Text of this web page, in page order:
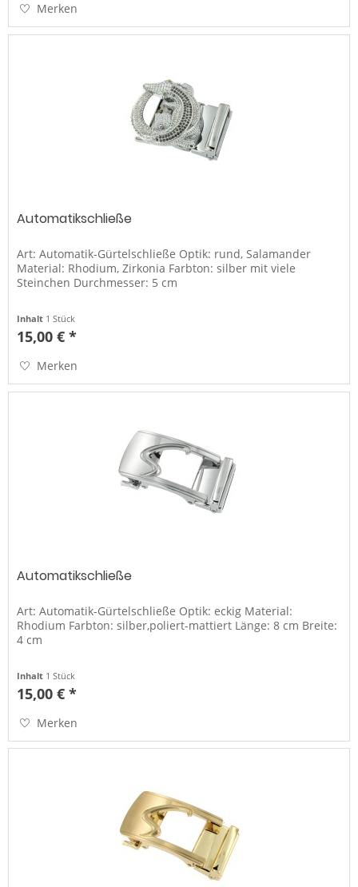
Merken
Automatikschließe
Art: Automatik-Gürtelschließe Optik: rund, Salamander
Material: Rhodium, Zirkonia Farbton: silber mit viele
Steinchen Durchmesser: 5 cm
Inhalt 1 Stück
15,00 € *
Merken
Automatikschließe
Art: Automatik-Gürtelschließe Optik: eckig Material:
Rhodium Farbton: silber,poliert-mattiert Länge: 8 cm Breite:
4 cm
Inhalt 1 Stück
15,00 € *
Merken